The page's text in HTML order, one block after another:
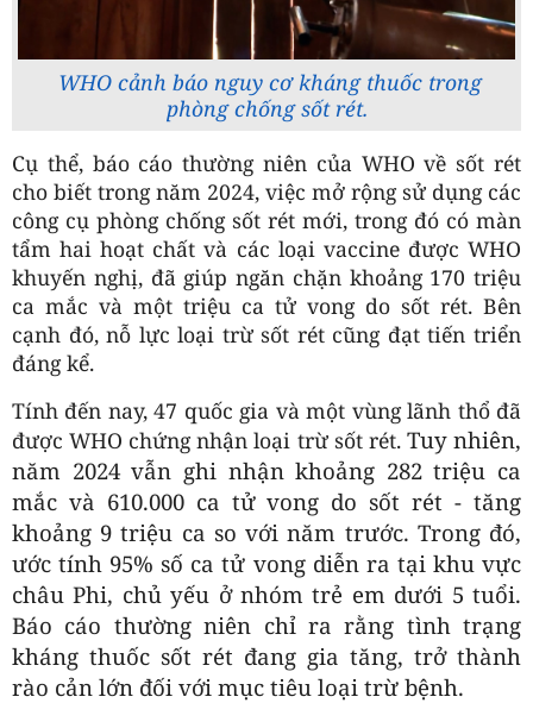
WHO cảnh báo nguy cơ kháng thuốc trong
phòng chống sốt rét.
Cụ thể, báo cáo thường niên của WHO về sốt rét
cho biết trong năm 2024, việc mở rộng sử dụng các
công cụ phòng chống sốt rét mới, trong đó có màn
tẩm hai hoạt chất và các loại vaccine được WHO
khuyến nghị, đã giúp ngăn chặn khoảng 170 triệu
ca mắc và một triệu ca tử vong do sốt rét. Bên
cạnh đó, nỗ lực loại trừ sốt rét cũng đạt tiến triển
đáng kể.
Tính đến nay, 47 quốc gia và một vùng lãnh thổ đã
được WHO chứng nhận loại trừ sốt rét. Tuy nhiên,
năm 2024 vẫn ghi nhận khoảng 282 triệu ca
mắc và 610.000 ca tử vong do sốt rét - tăng
khoảng 9 triệu ca so với năm trước. Trong đó,
ước tính 95% số ca tử vong diễn ra tại khu vực
châu Phi, chủ yếu ở nhóm trẻ em dưới 5 tuổi.
Báo cáo thường niên chỉ ra rằng tình trạng
kháng thuốc sốt rét đang gia tăng, trở thành
rào cản lớn đối với mục tiêu loại trừ bệnh.